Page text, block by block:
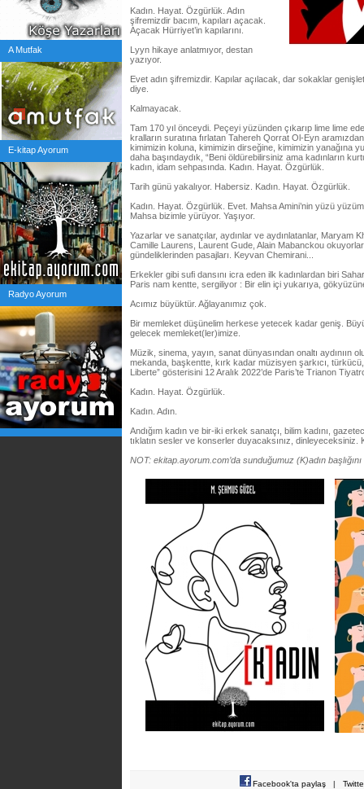
A Mutfak
E-kitap Ayorum
Radyo Ayorum
Kadın. Hayat. Özgürlük. Adın
şifremizdir bacım, kapıları açacak.
Açacak Hürriyet’in kapılarını.
Lyyn hikaye anlatmıyor, destan
yazıyor.
Evet adın şifremizdir. Kapılar açılacak, dar sokaklar
diye.
Kalmayacak.
Tam 170 yıl önceydi. Peçeyi yüzünden çıkarıp lime lime
kralların suratına fırlatan Tahereh Qorrat Ol-Eyn
kimimizin koluna, kimimizin dirseğine, kimimizin yanağına
daha başındaydık, “Beni öldürebilirsiniz ama kadınların
kadın, idam sehpasında. Kadın. Hayat. Özgürlük.
Tarih günü yakalıyor. Habersiz. Kadın. Hayat. Özgürlük.
Kadın. Hayat. Özgürlük. Evet. Mahsa Amini’nin yüzü
Mahsa bizimle yürüyor. Yaşıyor.
Yazarlar ve sanatçılar, aydınlar ve aydınlatanlar, Maryam
Camille Laurens, Laurent Gude, Alain Mabanckou okuyorlar
gündeliklerinden pasajları. Keyvan Chemirani...
Erkekler gibi sufi dansını icra eden ilk kadınlardan biri
Paris nam kentte, sergiliyor : Bir elin içi yukarıya,
Acımız büyüktür. Ağlayanımız çok.
Bir memleket düşünelim herkese yetecek kadar geniş.
gelecek memleket(ler)imize.
Müzik, sinema, yayın, sanat dünyasından onaltı aydınıın
mekanda, başkentte, kırk kadar müzisyen şarkıcı,
Liberte” gösterisini 12 Aralık 2022’de Paris’te Trianon
Kadın. Hayat. Özgürlük.
Kadın. Adın.
Andığım kadın ve bir-iki erkek sanatçı, bilim kadını,
tıklatın sesler ve konserler duyacaksınız, dinleyeceksiniz.
NOT: ekitap.ayorum.com’da sunduğumuz (K)adın
Facebook'ta paylaş |